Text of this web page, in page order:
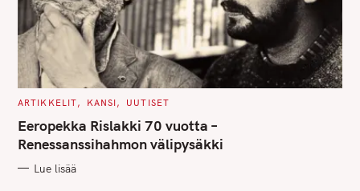
C
T
E
G
O
I
ARTIKKELIT KANSI UUTISET
Eeropekka Rislakki 70 vuotta –
Renessanssihahmon välipysäkki
Lue lisää